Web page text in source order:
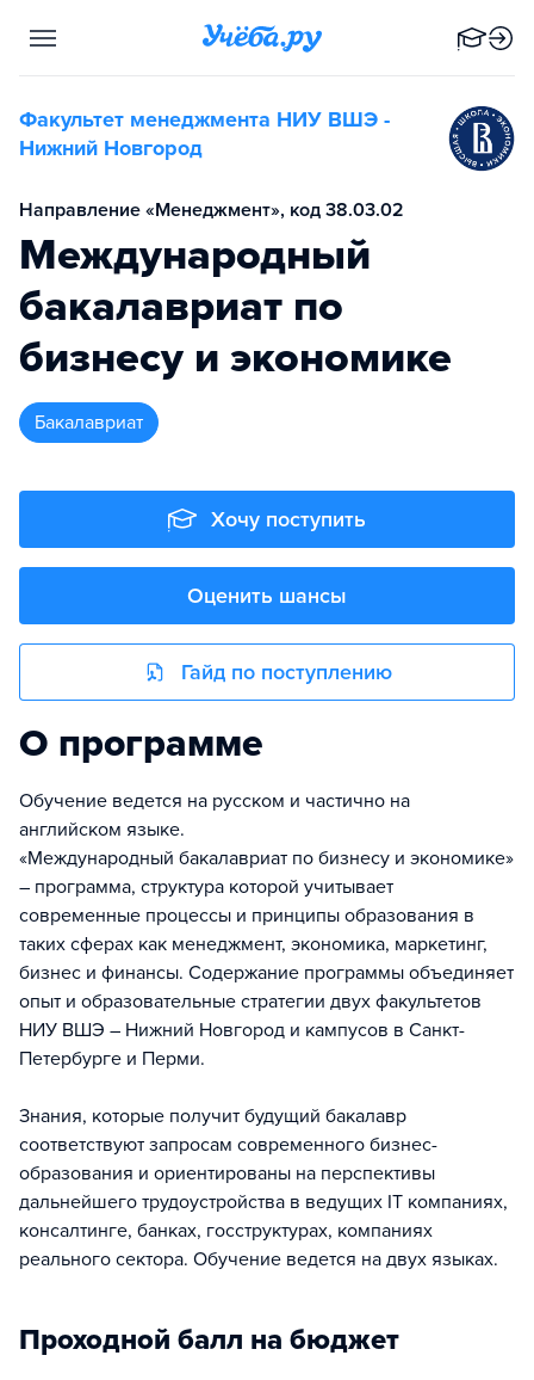
Факультет менеджмента НИУ ВШЭ -
Нижний Новгород
Направление «Менеджмент», код 38.03.02
Международный
бакалавриат по
бизнесу и экономике
бакалавриат
Хочу поступить
Оценить шансы
Гайд по поступлению
О программе
Обучение ведется на русском и частично на
английском языке.
«Международный бакалавриат по бизнесу и экономике»
– программа, структура которой учитывает
современные процессы и принципы образования в
таких сферах как менеджмент, экономика, маркетинг,
бизнес и финансы. Содержание программы объединяет
опыт и образовательные стратегии двух факультетов
НИУ ВШЭ – Нижний Новгород и кампусов в Санкт-
Петербурге и Перми.
Знания, которые получит будущий бакалавр
соответствуют запросам современного бизнес-
образования и ориентированы на перспективы
дальнейшего трудоустройства в ведущих IT компаниях,
консалтинге, банках, госструктурах, компаниях
реального сектора. Обучение ведется на двух языках.
Проходной балл на бюджет